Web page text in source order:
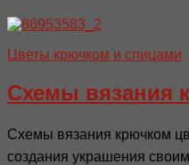
Цветы крючком и спицами
Схемы вязания
Схемы вязания крючком
создания украшения